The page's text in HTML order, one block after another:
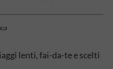
lenti, fai-da-te e scelti